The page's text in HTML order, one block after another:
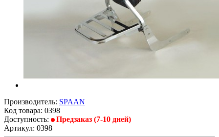
Производитель: SPAAN
Код товара: 0398
Доступность:
Предзаказ (7-10 дней)
Артикул: 0398